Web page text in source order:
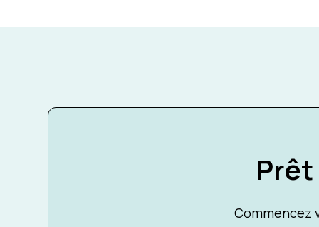
Commencez